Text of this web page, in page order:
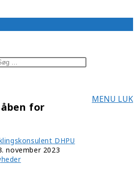
MENU LUK
for
DHPU
november 2023